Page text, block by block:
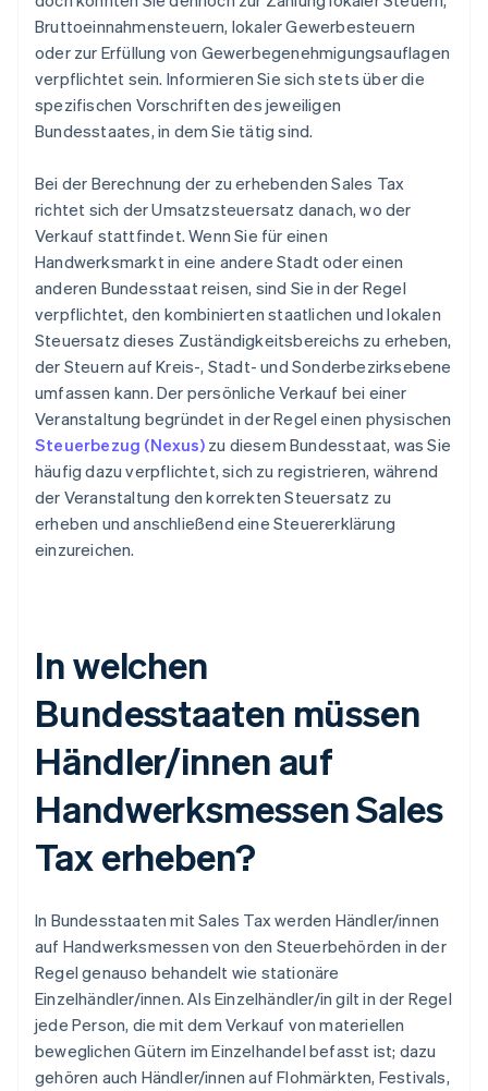
Bruttoeinnahmensteuern, lokaler Gewerbesteuern
oder zur Erfüllung von Gewerbegenehmigungsauflagen
verpflichtet sein. Informieren Sie sich stets über die
spezifischen Vorschriften des jeweiligen
Bundesstaates, in dem Sie tätig sind.
Bei der Berechnung der zu erhebenden Sales Tax
richtet sich der Umsatzsteuersatz danach, wo der
Verkauf stattfindet. Wenn Sie für einen
Handwerksmarkt in eine andere Stadt oder einen
anderen Bundesstaat reisen, sind Sie in der Regel
verpflichtet, den kombinierten staatlichen und lokalen
Steuersatz dieses Zuständigkeitsbereichs zu erheben,
der Steuern auf Kreis-, Stadt- und Sonderbezirksebene
umfassen kann. Der persönliche Verkauf bei einer
Veranstaltung begründet in der Regel einen physischen
Steuerbezug (Nexus)zu diesem Bundesstaat, was Sie
häufig dazu verpflichtet, sich zu registrieren, während
der Veranstaltung den korrekten Steuersatz zu
erheben und anschließend eine Steuererklärung
einzureichen.
In welchen
Bundesstaaten müssen
Händler/innen auf
Handwerksmessen Sales
Tax erheben?
In Bundesstaaten mit Sales Tax werden Händler/innen
auf Handwerksmessen von den Steuerbehörden in der
Regel genauso behandelt wie stationäre
Einzelhändler/innen. Als Einzelhändler/in gilt in der Regel
jede Person, die mit dem Verkauf von materiellen
beweglichen Gütern im Einzelhandel befasst ist; dazu
gehören auch Händler/innen auf Flohmärkten, Festivals,